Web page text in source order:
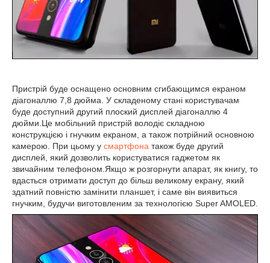
Пристрій буде оснащено основним сгибающимся екраном
діагоналлю 7,8 дюйма. У складеному стані користувачам
буде доступний другий плоский дисплей діагоналлю 4
дюйми.Це мобільний пристрій володіє складною
конструкцією і гнучким екраном, а також потрійний основною
камерою. При цьому у смартфона також буде другий
дисплей, який дозволить користуватися гаджетом як
звичайним телефоном.Якщо ж розгорнути апарат, як книгу, то
вдасться отримати доступ до більш великому екрану, який
здатний повністю замінити планшет, і саме він виявиться
гнучким, будучи виготовленим за технологією Super AMOLED.